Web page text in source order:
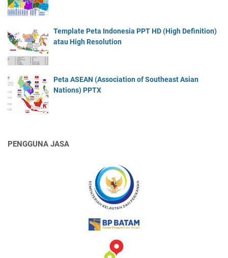
Template Peta Indonesia PPT HD (High Definition)
atau High Resolution
Peta ASEAN (Association of Southeast Asian
Nations) PPTX
PENGGUNA JASA